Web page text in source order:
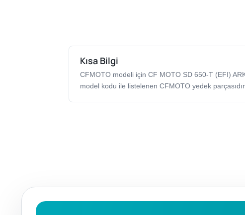
Kısa Bilgi
CFMOTO modeli için CF MOTO SD 650-T (EFI)
model kodu ile listelenen CFMOTO yedek parçasıdır.